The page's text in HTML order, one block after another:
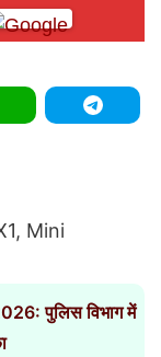
, Mini
पुलिस विभाग में